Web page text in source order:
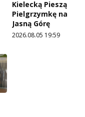
Kielecką Pieszą
Pielgrzymkę na
Jasną Górę
2026.08.05 19:59